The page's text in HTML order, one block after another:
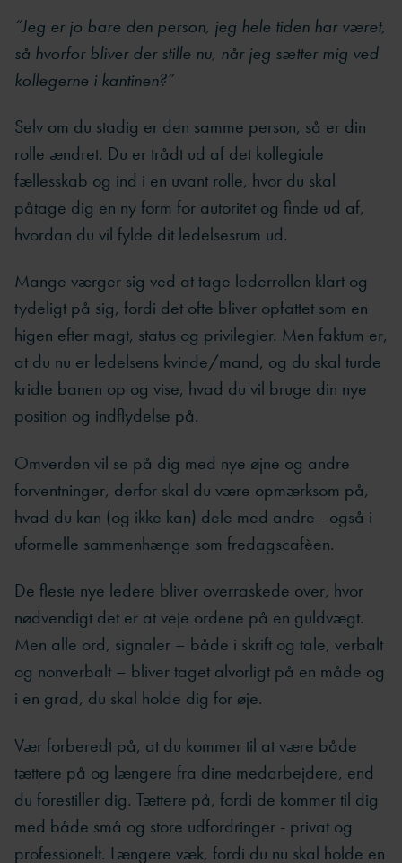
“Jeg er jo bare den person, jeg hele tiden har været,
så hvorfor bliver der stille nu, når jeg sætter mig ved
kollegerne i kantinen?”
Selv om du stadig er den samme person, så er din
rolle ændret. Du er trådt ud af det kollegiale
fællesskab og ind i en uvant rolle, hvor du skal
påtage dig en ny form for autoritet og finde ud af,
hvordan du vil fylde dit ledelsesrum ud.
Mange værger sig ved at tage lederrollen klart og
tydeligt på sig, fordi det ofte bliver opfattet som en
higen efter magt, status og privilegier. Men faktum er,
at du nu er ledelsens kvinde/mand, og du skal turde
kridte banen op og vise, hvad du vil bruge din nye
position og indflydelse på.
Omverden vil se på dig med nye øjne og andre
forventninger, derfor skal du være opmærksom på,
hvad du kan (og ikke kan) dele med andre - også i
uformelle sammenhænge som fredagscafèen.
De fleste nye ledere bliver overraskede over, hvor
nødvendigt det er at veje ordene på en guldvægt.
Men alle ord, signaler – både i skrift og tale, verbalt
og nonverbalt – bliver taget alvorligt på en måde og
i en grad, du skal holde dig for øje.
Vær forberedt på, at du kommer til at være både
tættere på og længere fra dine medarbejdere, end
du forestiller dig. Tættere på, fordi de kommer til dig
med både små og store udfordringer - privat og
professionelt. Længere væk, fordi du nu skal holde en